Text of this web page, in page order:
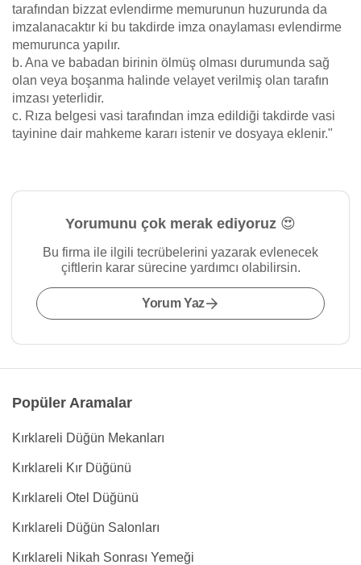
tarafından bizzat evlendirme memurunun huzurunda da
imzalanacaktır ki bu takdirde imza onaylaması evlendirme
memurunca yapılır.
b. Ana ve babadan birinin ölmüş olması durumunda sağ
olan veya boşanma halinde velayet verilmiş olan tarafın
imzası yeterlidir.
c. Rıza belgesi vasi tarafından imza edildiği takdirde vasi
tayinine dair mahkeme kararı istenir ve dosyaya eklenir."
Yorumunu çok merak ediyoruz 😍
Bu firma ile ilgili tecrübelerini yazarak evlenecek
çiftlerin karar sürecine yardımcı olabilirsin.
Yorum Yaz
Popüler Aramalar
Kırklareli Düğün Mekanları
Kırklareli Kır Düğünü
Kırklareli Otel Düğünü
Kırklareli Düğün Salonları
Kırklareli Nikah Sonrası Yemeği